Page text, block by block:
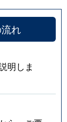
れ
明しま